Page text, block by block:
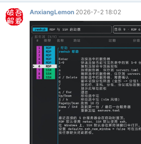
52 AnxiangLemon 2026-7-2 18:02